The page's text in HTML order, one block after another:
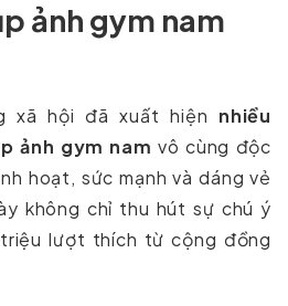
ảnh gym nam
xã hội đã xuất hiện nhiều
ảnh gym nam vô cùng độc
hoạt, sức mạnh và dáng vẻ
không chỉ thu hút sự chú ý
lượt thích từ cộng đồng